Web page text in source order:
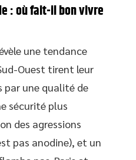
: où fait-il bon vivre
une tendance
Ouest tirent leur
par une qualité de
sécurité plus
des agressions
pas anodine), et un